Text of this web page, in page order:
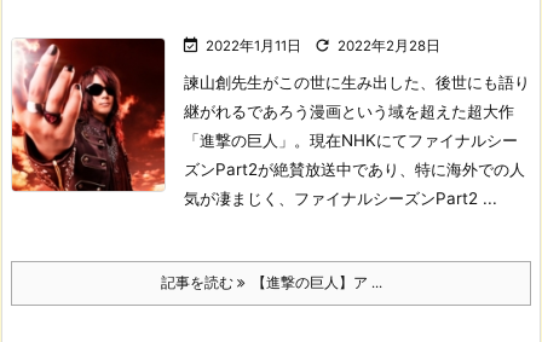
 2022年1月11日  2022年2月28日
諫山創先生がこの世に生み出した、後世にも語り
継がれるであろう漫画という域を超えた超大作
「進撃の巨人」。 現在NHKにてファイナルシー
ズンPart2が絶賛放送中であり、特に海外での人
気が凄まじく、ファイナルシーズンPart2 ...
記事を読む 【進撃の巨人】ア ...